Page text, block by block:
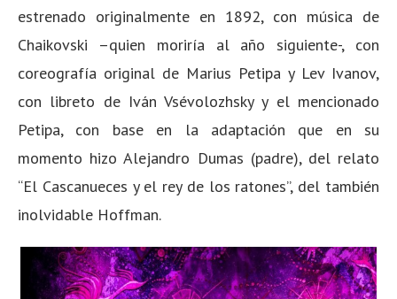
estrenado originalmente en 1892, con música de
Chaikovski –quien moriría al año siguiente-, con
coreografía original de Marius Petipa y Lev Ivanov,
con libreto de Iván Vsévolozhsky y el mencionado
Petipa, con base en la adaptación que en su
momento hizo Alejandro Dumas (padre), del relato
“El Cascanueces y el rey de los ratones”, del también
inolvidable Hoffman.